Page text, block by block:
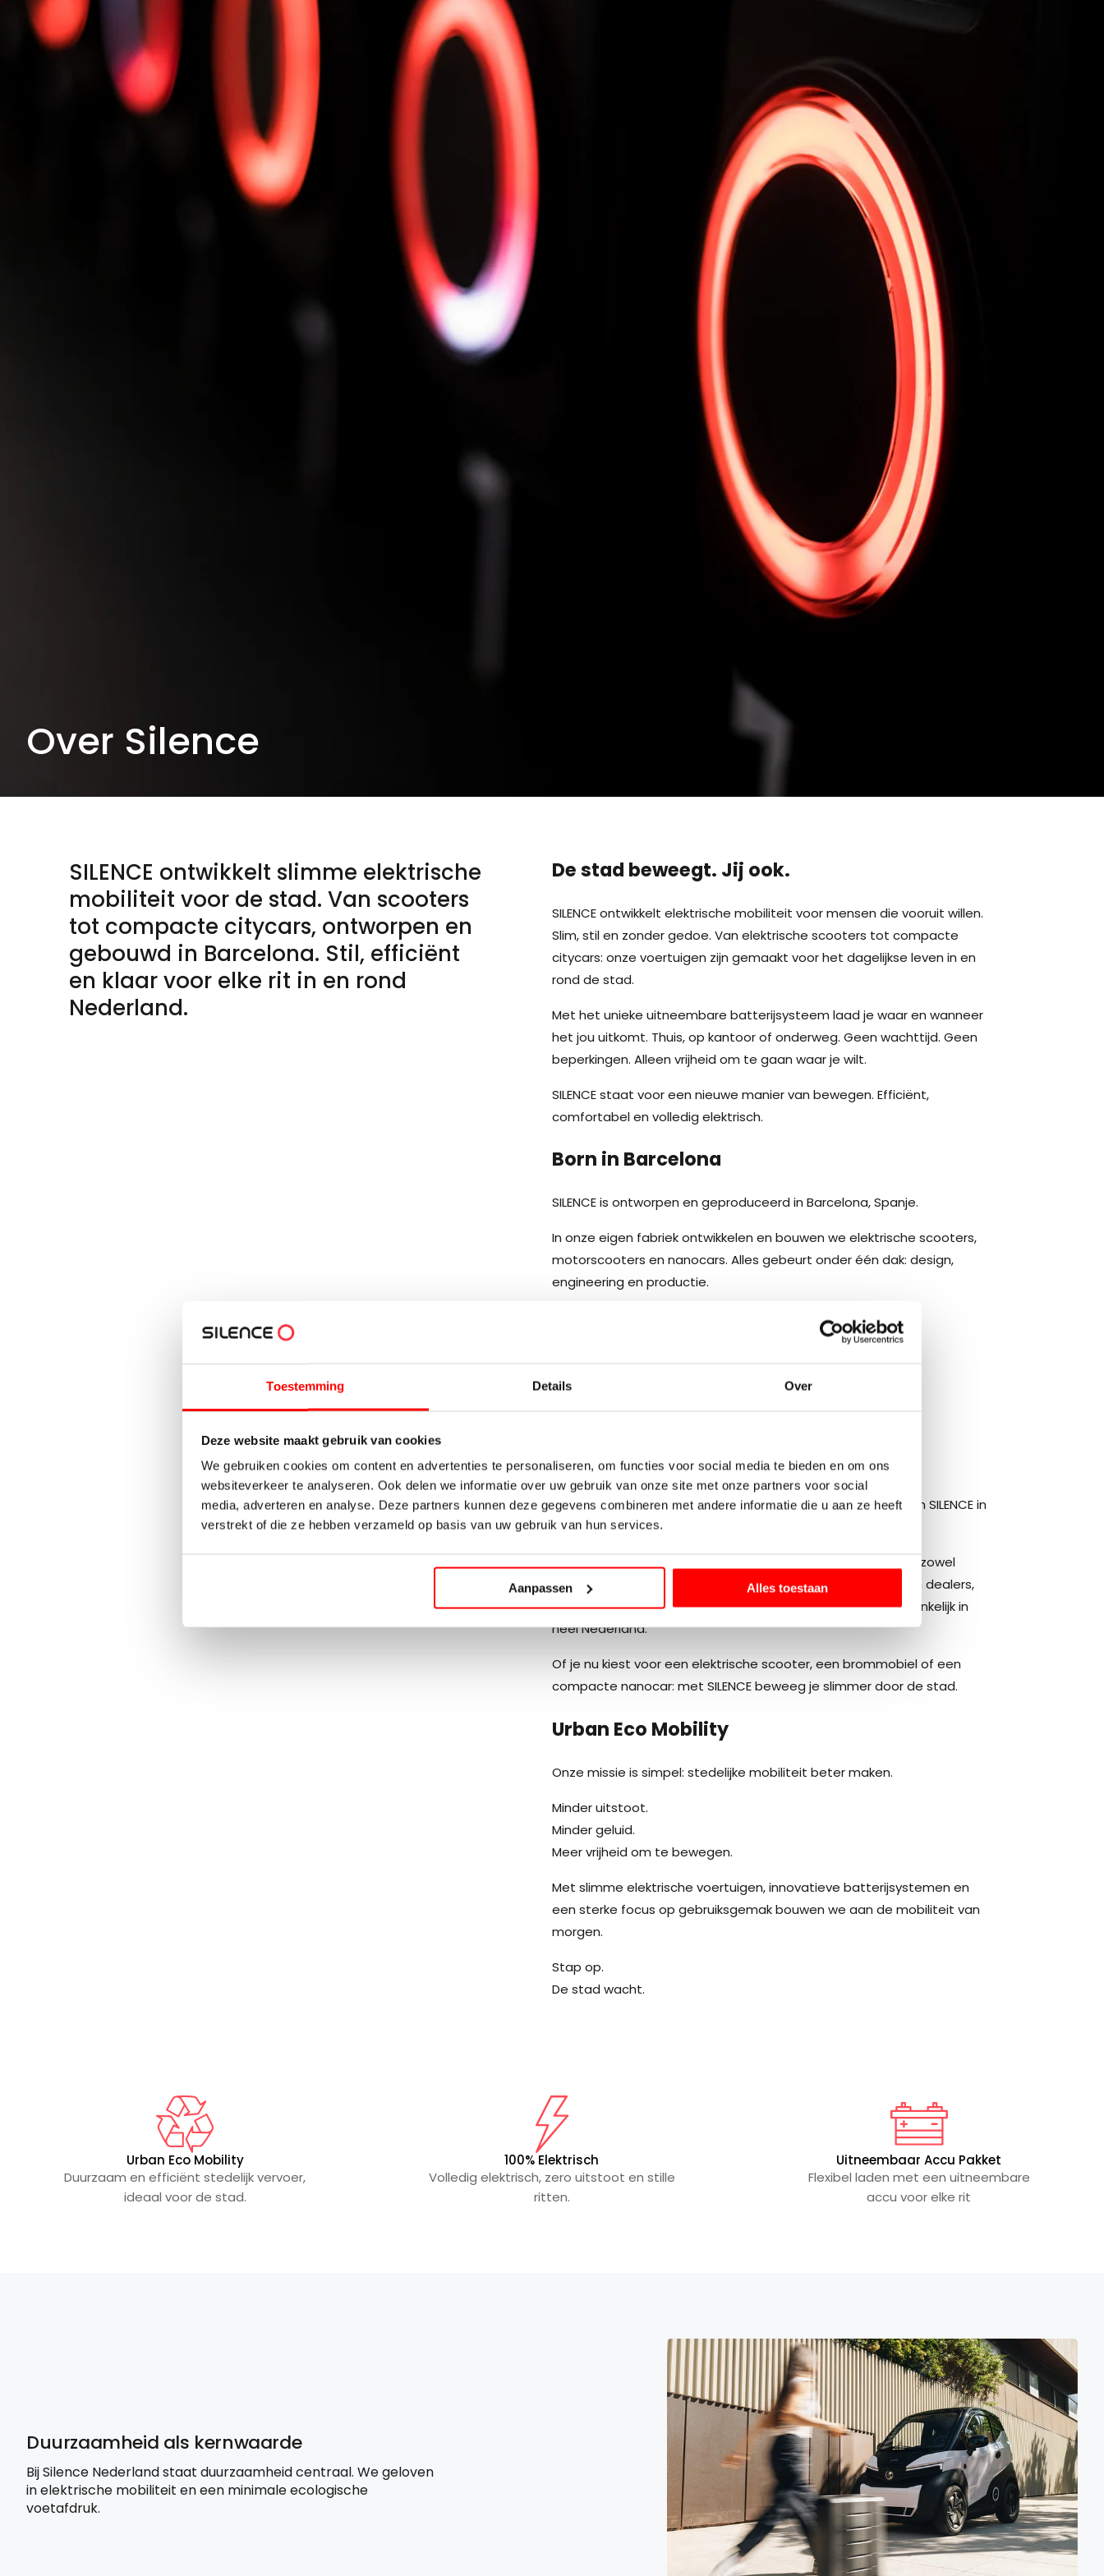
Toestemming Details Over
Deze website maakt gebruik van cookies
We gebruiken cookies om content en advertenties te personaliseren, om functies voor social media te bieden en om ons
websiteverkeer te analyseren. Ook delen we informatie over uw gebruik van onze site met onze partners voor social
media, adverteren en analyse. Deze partners kunnen deze gegevens combineren met andere informatie die u aan ze heeft
verstrekt of die ze hebben verzameld op basis van uw gebruik van hun services.
Aanpassen Alles toestaan
Over Silence
SILENCE ontwikkelt slimme elektrische
mobiliteit voor de stad. Van scooters
tot compacte citycars, ontworpen en
gebouwd in Barcelona. Stil, efficiënt
en klaar voor elke rit in en rond
Nederland.
De stad beweegt. Jij ook.
SILENCE ontwikkelt elektrische mobiliteit voor mensen die vooruit willen.
Slim, stil en zonder gedoe. Van elektrische scooters tot compacte
citycars: onze voertuigen zijn gemaakt voor het dagelijkse leven in en
rond de stad.
Met het unieke uitneembare batterijsysteem laad je waar en wanneer
het jou uitkomt. Thuis, op kantoor of onderweg. Geen wachttijd. Geen
beperkingen. Alleen vrijheid om te gaan waar je wilt.
SILENCE staat voor een nieuwe manier van bewegen. Efficiënt,
comfortabel en volledig elektrisch.
Born in Barcelona
SILENCE is ontworpen en geproduceerd in Barcelona, Spanje.
In onze eigen fabriek ontwikkelen en bouwen we elektrische scooters,
motorscooters en nanocars. Alles gebeurt onder één dak: design,
engineering en productie.
Een gepatenteerd uitneembaar batterijsysteem.
Grote actieradius.
Hoog rijcomfort en hoogwaardige afwerking.
SILENCE Nederland
SILENCE Nederland B.V. is sinds 2022 de officiële importeur van SILENCE in
Nederland.
Wij leveren elektrische scooters en elektrische citycars voor zowel
particuliere als zakelijke rijders. Via een groeiend netwerk van dealers,
servicepunten en partners maken we elektrisch rijden toegankelijk in
heel Nederland.
Of je nu kiest voor een elektrische scooter, een brommobiel of een
compacte nanocar: met SILENCE beweeg je slimmer door de stad.
Urban Eco Mobility
Onze missie is simpel: stedelijke mobiliteit beter maken.
Minder uitstoot.
Minder geluid.
Meer vrijheid om te bewegen.
Met slimme elektrische voertuigen, innovatieve batterijsystemen en
een sterke focus op gebruiksgemak bouwen we aan de mobiliteit van
morgen.
Stap op.
De stad wacht.
Urban Eco Mobility
Duurzaam en efficiënt stedelijk vervoer,
ideaal voor de stad.
100% Elektrisch
Volledig elektrisch, zero uitstoot en stille
ritten.
Uitneembaar Accu Pakket
Flexibel laden met een uitneembare
accu voor elke rit
Duurzaamheid als kernwaarde
Bij Silence Nederland staat duurzaamheid centraal. We geloven
in elektrische mobiliteit en een minimale ecologische
voetafdruk.